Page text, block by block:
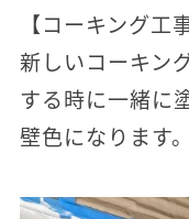
【コーキング
新しいコーキン
する時に一緒に
壁色になります。